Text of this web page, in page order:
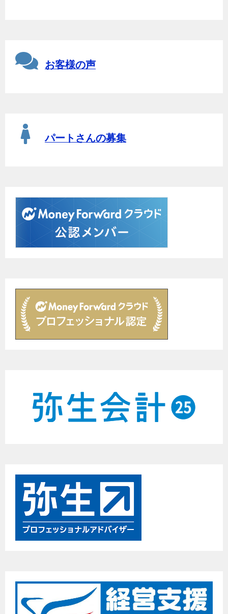
お客様の声
パートさんの募集